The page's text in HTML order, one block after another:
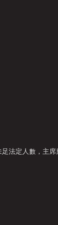
法定人數，主